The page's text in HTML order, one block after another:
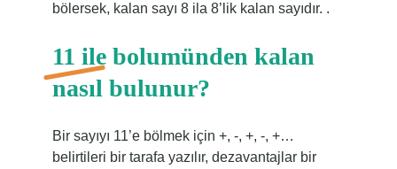
bölersek, kalan sayı 8 ila 8’lik kalan sayıdır. .
11 ile bolumünden kalan
nasıl bulunur?
Bir sayıyı 11’e bölmek için +, -, +, -, +…
belirtileri bir tarafa yazılır, dezavantajlar bir